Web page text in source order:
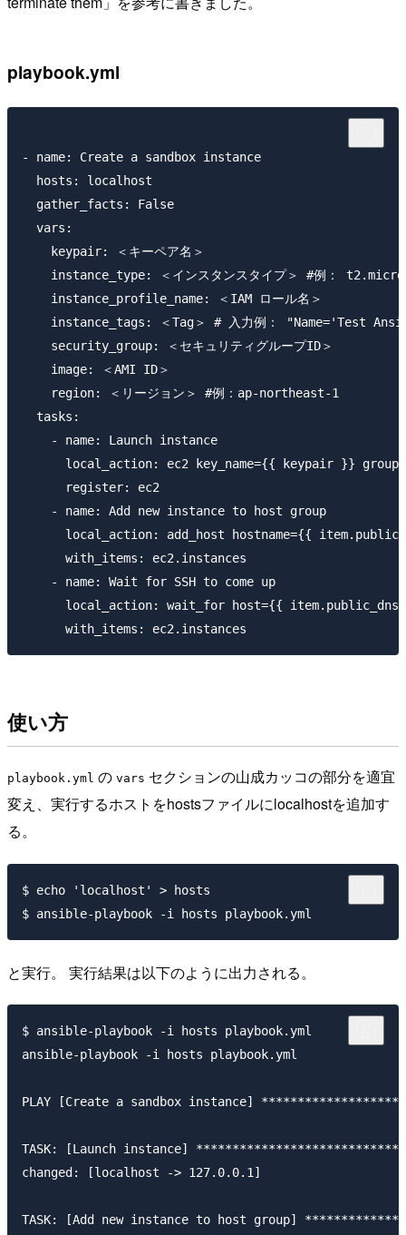
playbook.yml
- name: Create a sandbox instance
  hosts: localhost
  gather_facts: False
  vars:
    keypair: ＜キーペア名＞
instance_type: ＜インスタンスタイプ＞ #例：
    instance_profile_name: ＜IAM ロール名＞
instance_tags: ＜Tag＞ # 入力例： "Name='Test
    security_group: ＜セキュリティグループID＞
    image: ＜AMI ID＞
    region: ＜リージョン＞ #例：ap-northeast-1
  tasks:
    - name: Launch instance
local_action: ec2 key_name={{ keypair }}
      register: ec2
    - name: Add new instance to host group
local_action: add_host hostname={{
      with_items: ec2.instances
    - name: Wait for SSH to come up
local_action: wait_for host={{
使い方
playbook.yml の vars セクションの山成カッコの部分を適宜
変え、実行するホストをhostsファイルにlocalhostを追加す
る。
$ echo 'localhost' > hosts
と実行。 実行結果は以下のように出力される。
$ ansible-playbook -i hosts playbook.yml
ansible-playbook -i hosts playbook.yml
PLAY [Create a sandbox instance]
TASK: [Launch instance]
changed: [localhost -> 127.0.0.1]
TASK: [Add new instance to host group]